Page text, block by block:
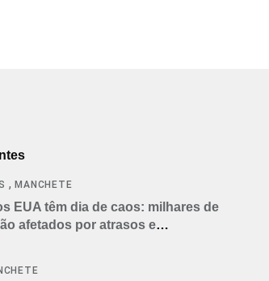
,MANCHETE
EUA têm dia de caos: milhares de
afetados por atrasos e